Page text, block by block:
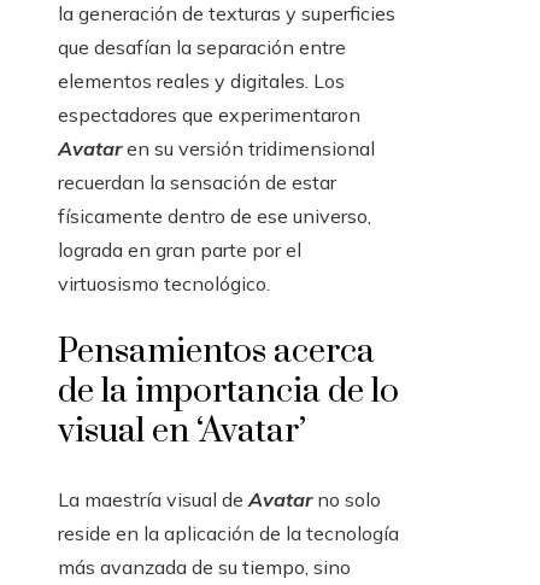
la generación de texturas y superficies
que desafían la separación entre
elementos reales y digitales. Los
espectadores que experimentaron
Avataren su versión tridimensional
recuerdan la sensación de estar
físicamente dentro de ese universo,
lograda en gran parte por el
virtuosismo tecnológico.
Pensamientos acerca
de la importancia de lo
visual en ‘Avatar’
La maestría visual deAvatarno solo
reside en la aplicación de la tecnología
más avanzada de su tiempo, sino